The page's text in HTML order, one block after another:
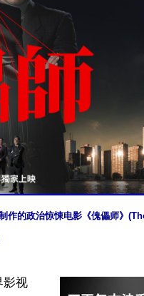
作的政治惊悚电影《傀儡师》
影视